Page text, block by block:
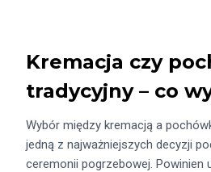
Kremacja czy
tradycyjny – co
Wybór między kremacją a
jedną z najważniejszych decyzji
ceremonii pogrzebowej. Powinien